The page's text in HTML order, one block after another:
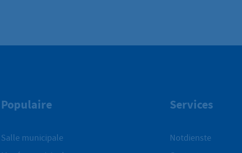
Populaire
Salle municipale
Services
Notdienste